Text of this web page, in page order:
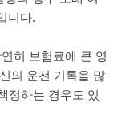
니다.
히 보험료에 큰 영
의 운전 기록을 많
정하는 경우도 있